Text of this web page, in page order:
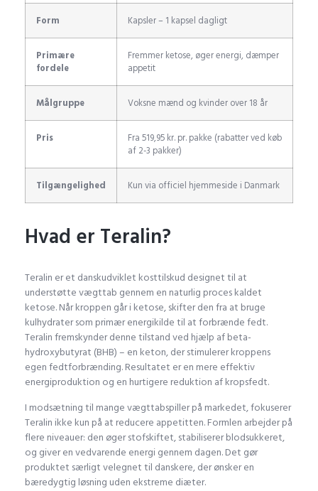
Form Kapsler – 1 kapsel dagligt
Primære
fordele
Fremmer ketose, øger energi, dæmper
appetit
Målgruppe Voksne mænd og kvinder over 18 år
Pris
Fra 519,95 kr. pr. pakke (rabatter ved køb
af 2-3 pakker)
Tilgængelighed Kun via officiel hjemmeside i Danmark
Hvad er Teralin?
Teralin er et danskudviklet kosttilskud designet til at
understøtte vægttab gennem en naturlig proces kaldet
ketose. Når kroppen går i ketose, skifter den fra at bruge
kulhydrater som primær energikilde til at forbrænde fedt.
Teralin fremskynder denne tilstand ved hjælp af beta-
hydroxybutyrat (BHB) – en keton, der stimulerer kroppens
egen fedtforbrænding. Resultatet er en mere effektiv
energiproduktion og en hurtigere reduktion af kropsfedt.
I modsætning til mange vægttabspiller på markedet, fokuserer
Teralin ikke kun på at reducere appetitten. Formlen arbejder på
flere niveauer: den øger stofskiftet, stabiliserer blodsukkeret,
og giver en vedvarende energi gennem dagen. Det gør
produktet særligt velegnet til danskere, der ønsker en
bæredygtig løsning uden ekstreme diæter.